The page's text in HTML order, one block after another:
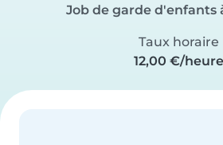
Job de garde d'enfants
Taux horaire
12,00 €/heure